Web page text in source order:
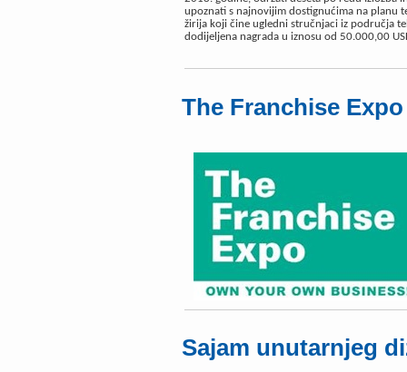
upoznati s najnovijim dostignućima na planu
žirija koji čine ugledni stručnjaci iz područja
dodijeljena nagrada u iznosu od 50.000,00
The Franchise
Sajam unutarnjeg